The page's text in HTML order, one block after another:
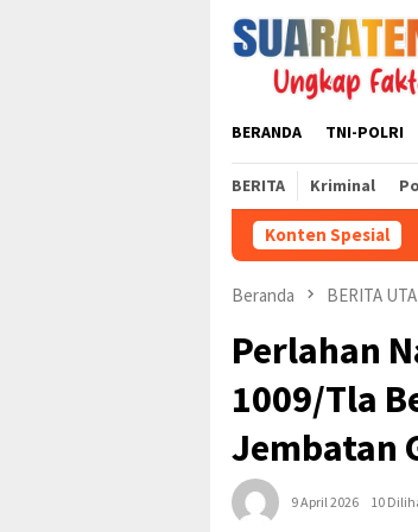
konten
BERANDA TNI-POLRI
BERITA Kriminal
Konten Spesial
Beranda BERITA
Perlahan
1009/Tla
Jembatan
9 April 2026 10